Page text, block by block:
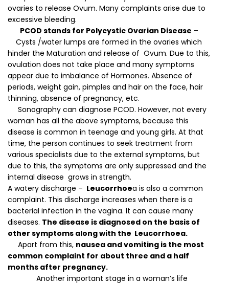
ovaries to release Ovum. Many complaints arise due to
excessive bleeding.
PCOD stands for Polycystic Ovarian Disease –
Cysts /water lumps are formed in the ovaries which
hinder the Maturation and release of Ovum. Due to this,
ovulation does not take place and many symptoms
appear due to imbalance of Hormones. Absence of
periods, weight gain, pimples and hair on the face, hair
thinning, absence of pregnancy, etc.
Sonography can diagnose PCOD. However, not every
woman has all the above symptoms, because this
disease is common in teenage and young girls. At that
time, the person continues to seek treatment from
various specialists due to the external symptoms, but
due to this, the symptoms are only suppressed and the
internal disease grows in strength.
A watery discharge – Leucorrhoea is also a common
complaint. This discharge increases when there is a
bacterial infection in the vagina. It can cause many
diseases. The disease is diagnosed on the basis of
other symptoms along with the Leucorrhoea.
Apart from this, nausea and vomiting is the most
common complaint for about three and a half
months after pregnancy.
Another important stage in a woman’s life